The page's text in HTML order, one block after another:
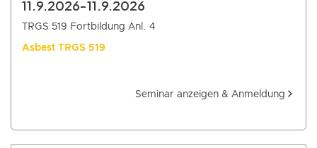
11.9.2026-11.9.2026
TRGS 519 Fortbildung Anl. 4
Asbest TRGS 519
Seminar anzeigen & Anmeldung